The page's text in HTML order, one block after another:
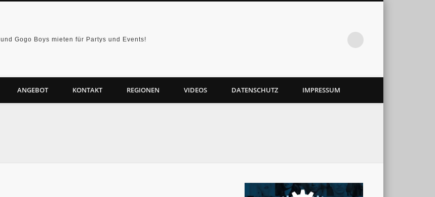
und Gogo Boys mieten für Partys und Events!
ANGEBOT KONTAKT REGIONEN VIDEOS DATENSCHUTZ IMPRESSUM